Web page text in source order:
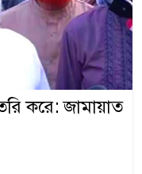
করে: জামায়াত